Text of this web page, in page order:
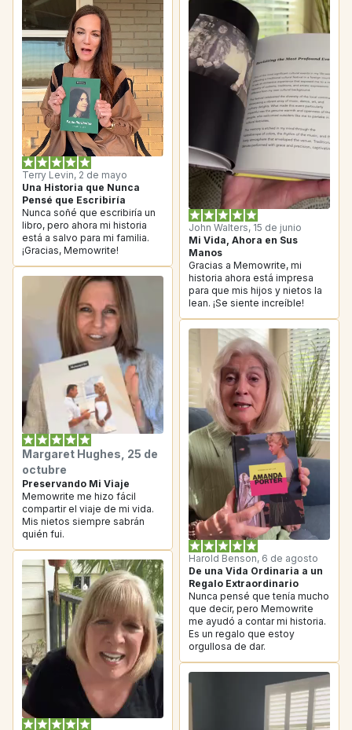
Terry Levin, 2 de mayo
Una Historia que Nunca
Pensé que Escribiría
Nunca soñé que escribiría un
libro, pero ahora mi historia
está a salvo para mi familia.
¡Gracias, Memowrite!
Margaret Hughes, 25 de
octubre
Preservando Mi Viaje
Memowrite me hizo fácil
compartir el viaje de mi vida.
Mis nietos siempre sabrán
quién fui.
John Walters, 15 de junio
Mi Vida, Ahora en Sus
Manos
Gracias a Memowrite, mi
historia ahora está impresa
para que mis hijos y nietos la
lean. ¡Se siente increíble!
Harold Benson, 6 de agosto
De una Vida Ordinaria a un
Regalo Extraordinario
Nunca pensé que tenía mucho
que decir, pero Memowrite
me ayudó a contar mi historia.
Es un regalo que estoy
orgullosa de dar.